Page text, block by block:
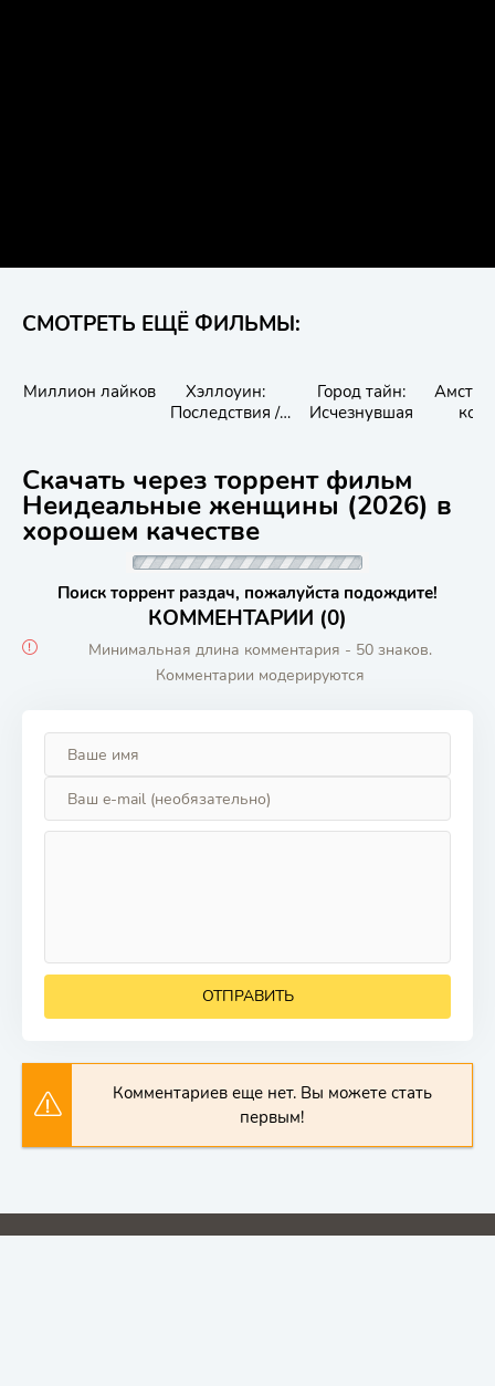
СМОТРЕТЬ ЕЩЁ ФИЛЬМЫ:
Миллион лайков
Хэллоуин:
Последствия /
Город тайн:
Исчезнувшая
Скачать через торрент фильм
Неидеальные женщины (2026) в
хорошем качестве
Поиск торрент раздач, пожалуйста подождите!
КОММЕНТАРИИ (0)
Минимальная длина комментария - 50 знаков.
Комментарии модерируются
ОТПРАВИТЬ
Комментариев еще нет. Вы можете стать
первым!